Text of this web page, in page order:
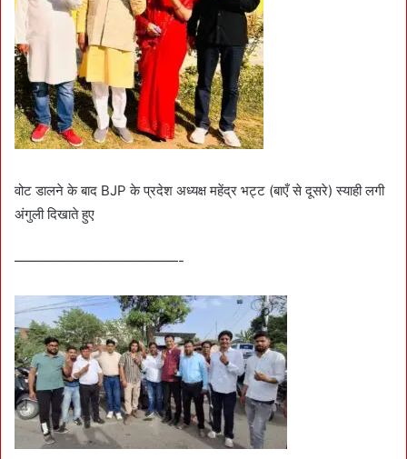
वोट डालने के बाद BJP के प्रदेश अध्यक्ष महेंद्र भट्ट (बाएँ से दूसरे) स्याही लगी
अंगुली दिखाते हुए
————————————-